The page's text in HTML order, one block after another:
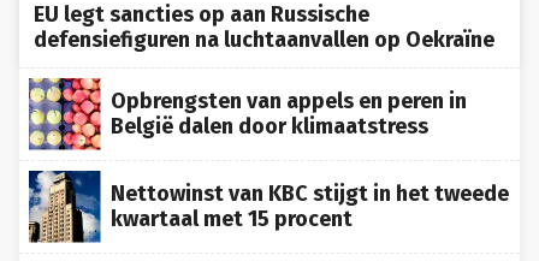
EU legt sancties op aan Russische
defensiefiguren na luchtaanvallen op Oekraïne
Opbrengsten van appels en peren in
België dalen door klimaatstress
Nettowinst van KBC stijgt in het tweede
kwartaal met 15 procent